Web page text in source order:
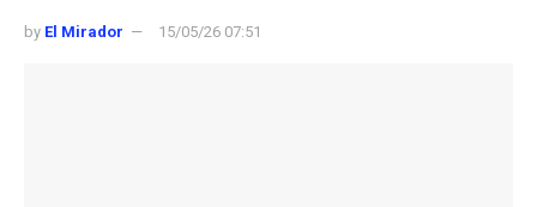
by El Mirador 15/05/26 07:51